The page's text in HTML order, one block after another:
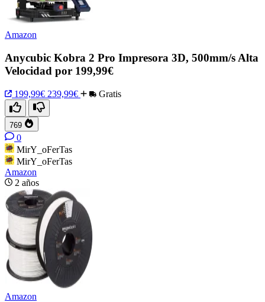
Amazon
Anycubic Kobra 2 Pro Impresora 3D, 500mm/s Alta
Velocidad por 199,99€
199,99€ 239,99€ Gratis
769
0
MirY_oFerTas
MirY_oFerTas
Amazon
2 años
Amazon